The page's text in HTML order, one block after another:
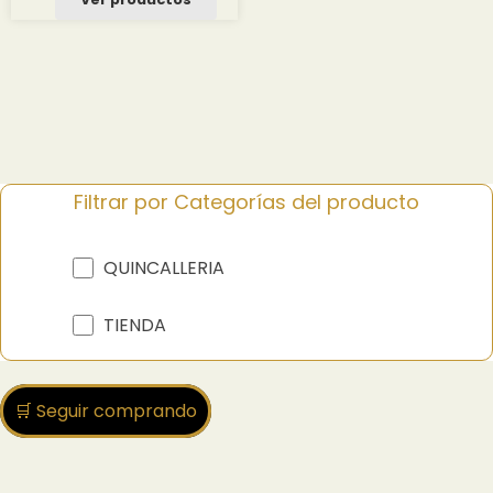
desde
Filtrar por Categorías del producto
QUINCALLERIA
TIENDA
🛒 Seguir comprando